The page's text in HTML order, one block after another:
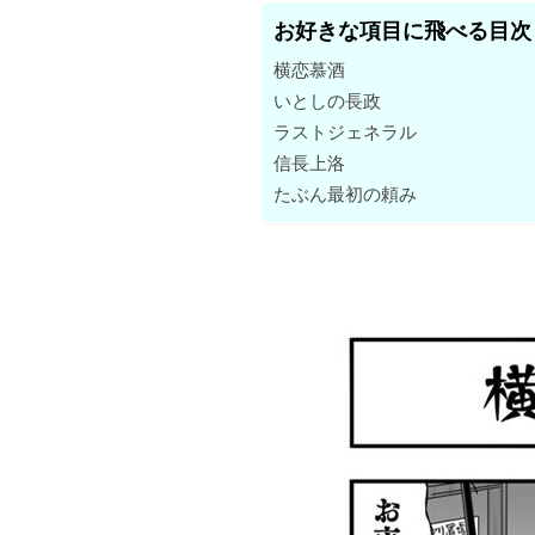
お好きな項目に飛べる目次
横恋慕酒
いとしの長政
ラストジェネラル
信長上洛
たぶん最初の頼み